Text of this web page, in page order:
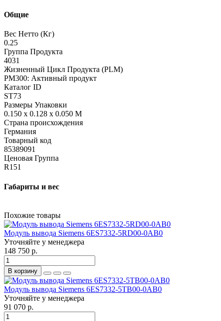
Общие
Вес Нетто (Кг)
0.25
Группа Продукта
4031
Жизненный Цикл Продукта (PLM)
PM300: Активный продукт
Каталог ID
ST73
Размеры Упаковки
0.150 x 0.128 x 0.050 M
Страна происхождения
Германия
Товарный код
85389091
Ценовая Группа
R151
Габариты и вес
Похожие товары
Модуль вывода Siemens 6ES7332-5RD00-0AB0
Уточняйте у менеджера
148 750 р.
В корзину
Модуль вывода Siemens 6ES7332-5TB00-0AB0
Уточняйте у менеджера
91 070 р.